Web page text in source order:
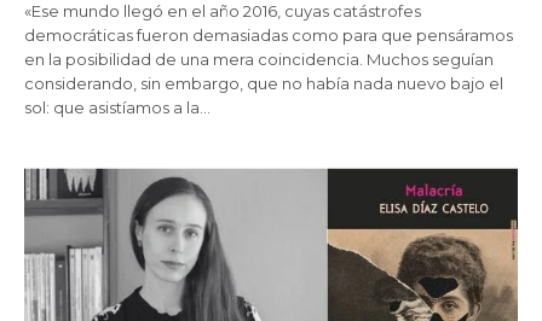
«Ese mundo llegó en el año 2016, cuyas catástrofes
democráticas fueron demasiadas como para que pensáramos
en la posibilidad de una mera coincidencia. Muchos seguían
considerando, sin embargo, que no había nada nuevo bajo el
sol: que asistíamos a la…